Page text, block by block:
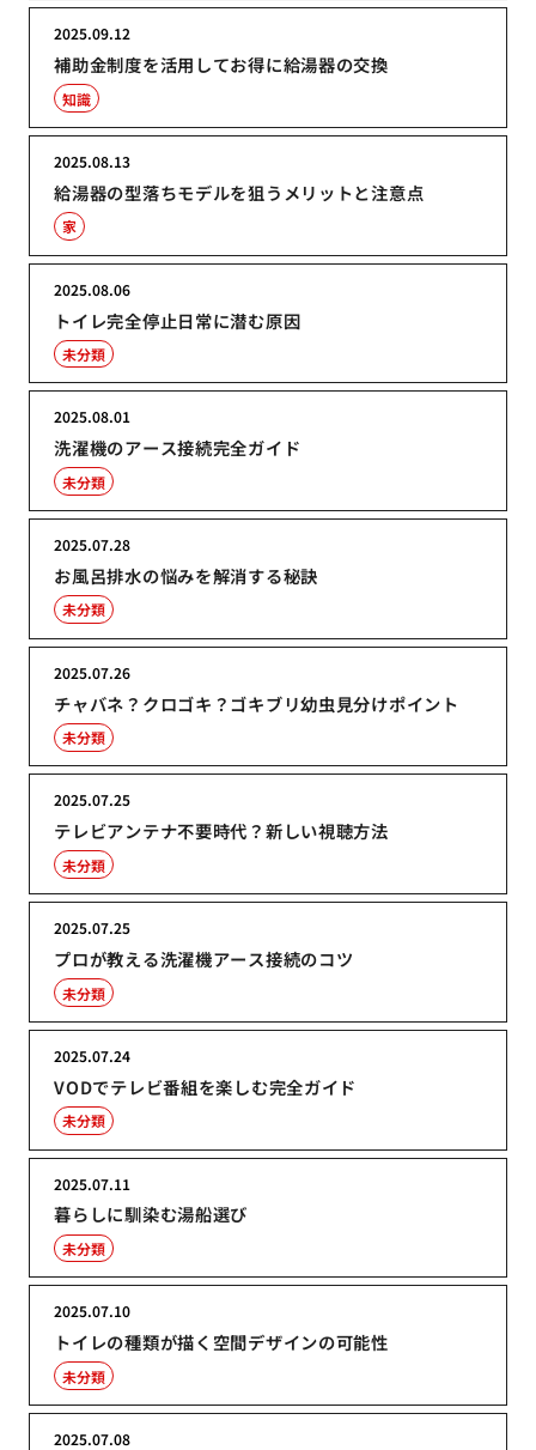
補助金制度を活用してお得に給湯器の交換
2025.09.12
知識
給湯器の型落ちモデルを狙うメリットと注意点
2025.08.13
家
トイレ完全停止日常に潜む原因
2025.08.06
未分類
洗濯機のアース接続完全ガイド
2025.08.01
未分類
お風呂排水の悩みを解消する秘訣
2025.07.28
未分類
チャバネ？クロゴキ？ゴキブリ幼虫見分けポイント
2025.07.26
未分類
テレビアンテナ不要時代？新しい視聴方法
2025.07.25
未分類
プロが教える洗濯機アース接続のコツ
2025.07.25
未分類
VODでテレビ番組を楽しむ完全ガイド
2025.07.24
未分類
暮らしに馴染む湯船選び
2025.07.11
未分類
トイレの種類が描く空間デザインの可能性
2025.07.10
未分類
2025.07.08